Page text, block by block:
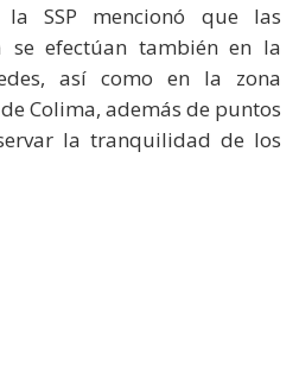
la SSP mencionó que las
se efectúan también en la
así como en la zona
Colima, además de puntos
la tranquilidad de los